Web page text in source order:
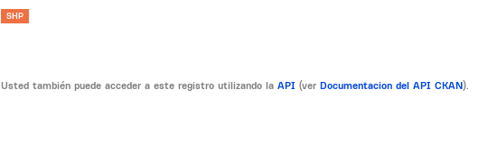
SHP
Usted también puede acceder a este registro utilizando la API (ver Documentacion del API CKAN).